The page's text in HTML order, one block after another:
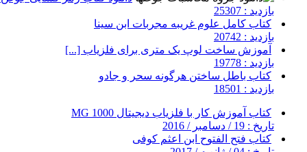
بازدید : 25307
کتاب کامل علوم غریبه مجربات ابن سینا
بازدید : 20742
آموزش ساخت لوپ یک متری برای فلزیاب [...]
بازدید : 19778
کتاب باطل ساختن هرگونه سحر و جادو
بازدید : 18501
کتاب آموزش کار با فلزیاب دیجیتال MG 1000
تاریخ : 19 / دسامبر / 2016
کتاب فتح الفتوح ابن اعثم کوفی